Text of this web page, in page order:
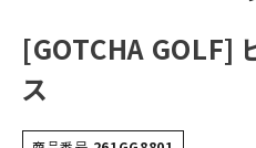
[GOTCHA GOLF]
ス